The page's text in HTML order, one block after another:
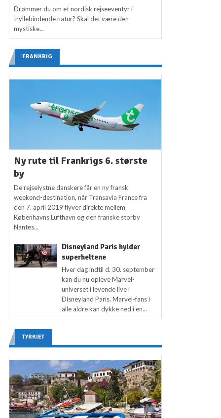
Drømmer du om et nordisk rejseeventyr i
tryllebindende natur? Skal det være den
mystiske...
FRANKRIG
Ny rute til Frankrigs 6. største
by
De rejselystne danskere får en ny fransk
weekend-destination, når Transavia France fra
den 7. april 2019 flyver direkte mellem
Københavns Lufthavn og den franske storby
Nantes...
Disneyland Paris hylder
superheltene
Hver dag indtil d. 30. september
kan du nu opleve Marvel-
universet i levende live i
Disneyland Paris. Marvel-fans i
alle aldre kan dykke ned i en...
TYRKIET